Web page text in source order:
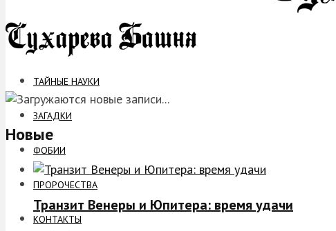
ТАЙНЫЕ НАУКИ
ЗАГАДКИ
ФОБИИ
ПРОРОЧЕСТВА
КОНТАКТЫ
Новые
Транзит Венеры и Юпитера: время удачи